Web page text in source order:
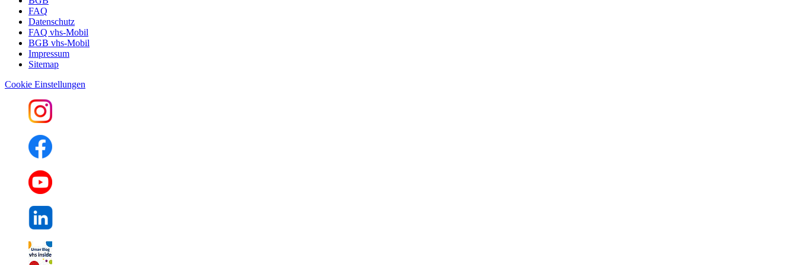
FAQ
Datenschutz
FAQ vhs-Mobil
BGB vhs-Mobil
Impressum
Sitemap
Cookie Einstellungen